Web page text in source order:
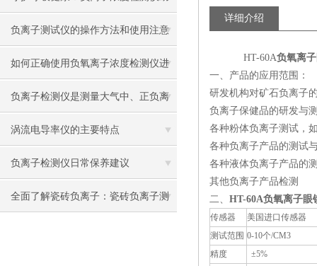
力空气质量监测
负离子测试仪的操作方法和使用注意
事项
如何正确使用负氧离子浓度检测仪进
行环境空气质量监测
负离子检测仪是测量大气中、正负离
子的仪器
涡流电导率仪的主要特点
负离子检测仪日常保养建议
全面了解瓷砖负离子：瓷砖负离子测
详细介绍
HT-60A负氧离
一、产品的应用范围：
研发机构对矿石负离子
负离子保健品的研发与
各种粉体负离子测试，
各种负离子产品的测试
各种液体负离子产品的
其他负离子产品检测
二、 HT-60A负氧离子眼
传感器
美国进口传感器
测试范围 0-10个/CM3
精度
±5%